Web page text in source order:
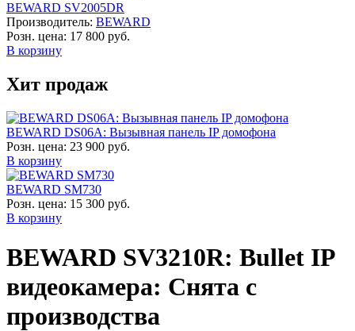
BEWARD SV2005DR
Производитель: BEWARD
Розн. цена: 17 800 руб.
В корзину
Хит продаж
BEWARD DS06A: Вызывная панель IP домофона
Розн. цена: 23 900 руб.
В корзину
BEWARD SM730
Розн. цена: 15 300 руб.
В корзину
BEWARD SV3210R: Bullet IP
видеокамера: Снята с
производства